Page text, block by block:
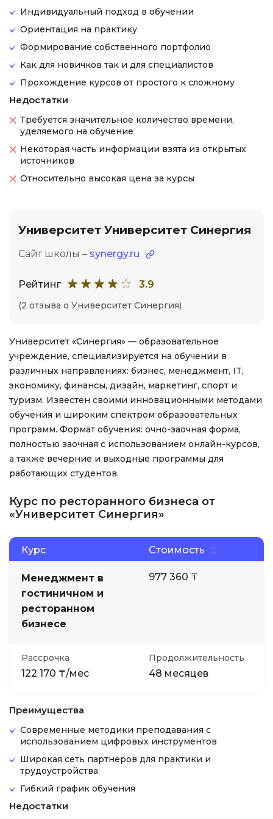
Индивидуальный подход в обучении
Ориентация на практику
Формирование собственного портфолио
Как для новичков так и для специалистов
Прохождение курсов от простого к сложному
Недостатки
Требуется значительное количество времени,
уделяемого на обучение
Некоторая часть информации взята из открытых
источников
Относительно высокая цена за курсы
Университет Университет Синергия
Сайт школы – synergy.ru
Рейтинг 3.9
(2 отзыва о Университет Синергия)
Университет «Синергия» — образовательное
учреждение, специализируется на обучении в
различных направлениях: бизнес, менеджмент, IT,
экономику, финансы, дизайн, маркетинг, спорт и
туризм. Известен своими инновационными методами
обучения и широким спектром образовательных
программ. Формат обучения: очно-заочная форма,
полностью заочная с использованием онлайн-курсов,
а также вечерние и выходные программы для
работающих студентов.
Курс по ресторанного бизнеса от
«Университет Синергия»
Курс Стоимость
Менеджмент в
гостиничном и
ресторанном
бизнесе
977 360 ₸
Рассрочка
122 170 ₸/мес
Продолжительность
48 месяцев
Преимущества
Современные методики преподавания с
использованием цифровых инструментов
Широкая сеть партнеров для практики и
трудоустройства
Гибкий график обучения
Недостатки